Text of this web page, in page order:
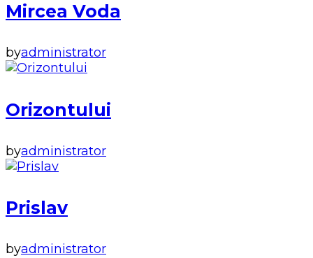
Mircea Voda
byadministrator
Orizontului
byadministrator
Prislav
byadministrator